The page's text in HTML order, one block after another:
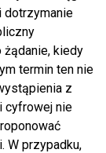
dotrzymanie
kiedy
termin ten nie
z
cyfrowej nie
W przypadku,